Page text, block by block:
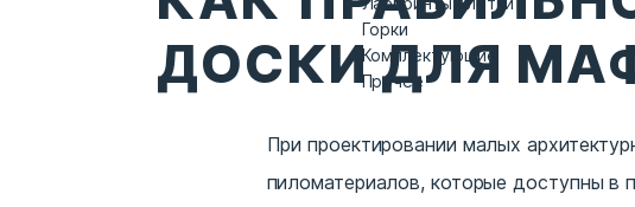
Горки
Комплектующие
Прочее
ДОСКИ ДЛЯ
При проектировании малых
пиломатериалов, которые доступны в